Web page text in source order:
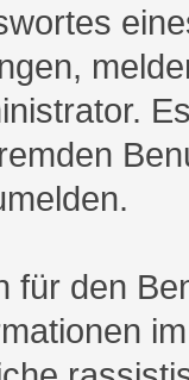
für den